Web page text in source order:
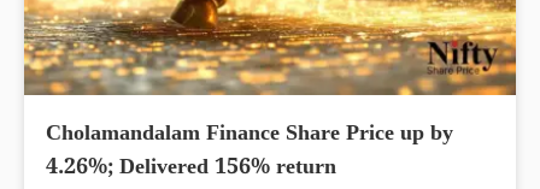
Cholamandalam Finance Share Price up by
4.26%; Delivered 156% return